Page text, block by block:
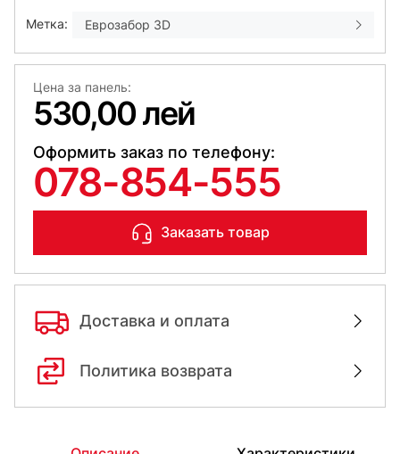
Метка: Еврозабор 3D
Цена за панель:
530,00 лей
Оформить заказ по телефону:
078-854-555
Заказать товар
Доставка и оплата
Политика возврата